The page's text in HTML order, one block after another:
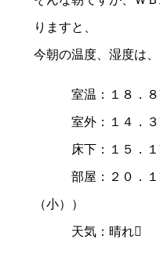
りますと、
今朝の温度、湿度は、
室温：１８．８
室外：１４．３
床下：１５．
部屋：２０．１℃
（小））
天気：晴れ